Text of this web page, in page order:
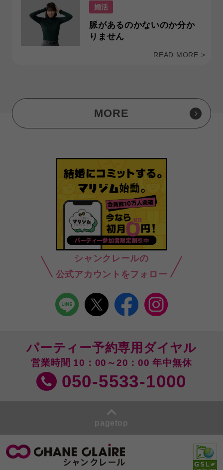
婚活
脈があるのかないのか分か
りません
READ MORE >
MORE
シャンクレールの
公式アカウントをフォロー
パーティー予約専用ダイヤル
営業時間 10：00～20：00 年中無休
050-5533-1000
pagetop